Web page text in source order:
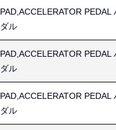
PAD,ACCELERATOR
ダル
PAD,ACCELERATOR
ダル
PAD,ACCELERATOR
ダル